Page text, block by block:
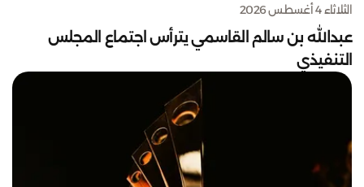
الثلاثاء 4 أغسطس 2026
عبدالله بن سالم القاسمي يترأس اجتماع المجلس
التنفيذي